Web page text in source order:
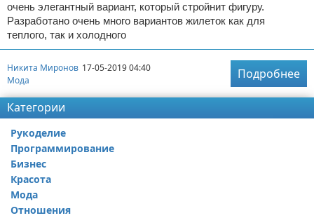
очень элегантный вариант, который стройнит фигуру.
Разработано очень много вариантов жилеток как для
теплого, так и холодного
Никита Миронов 17-05-2019 04:40
Мода
Подробнее
Категории
Рукоделие
Программирование
Бизнес
Красота
Мода
Отношения